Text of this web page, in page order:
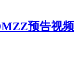
预告视频